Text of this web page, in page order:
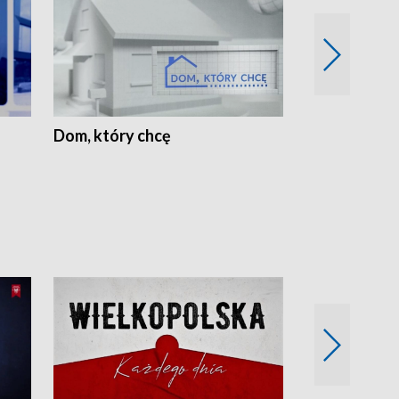
Dom, który chcę